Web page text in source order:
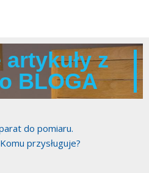
z
BLOGA
do pomiaru.
przysługuje?